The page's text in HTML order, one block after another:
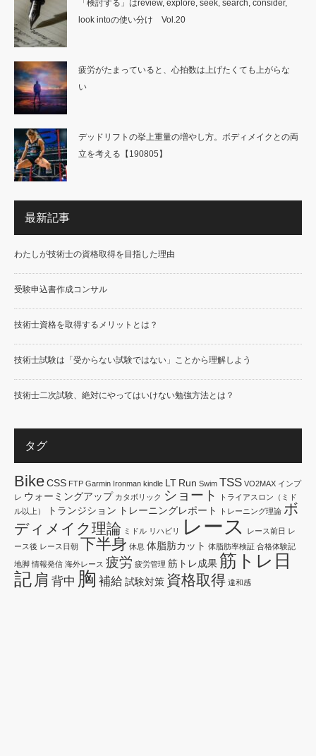
「検討する」はreview, explore, seek, search, consider,
look intoの使い分け Vol.20
疲労がたまっていると、心拍数は上げたくても上がらな
い
デッドリフトの挙上重量の増やし方。ボディメイクとの両
立を考える【190805】
最新記事
わたしが技術士の資格取得を目指した理由
受験申込書作成コンサル
技術士資格を取得するメリットとは？
技術士試験は「受からない試験ではない」ことから理解しよう
技術士二次試験、絶対にやってはいけない勉強方法とは？
タグ
BikeCSS FTP Garmin Ironman kindle LT Run Swim TSS VO2MAX インプ
レ ウォーミングアップ カタボリック ショート
トライアスロン（ミド
ル以上）
トランジション トレーニングレポート トレーニング理論 ボ
ディメイク理論 ミドル リハビリ レース レース前日 レ
ース後 レース日朝 下半身 休息 体脂肪カット 体脂肪率検証 合格体験記
地脚 情報発信 海外レース 疲労 疲労管理 筋トレ成果 筋トレ日
記 肩 背中 胸 補給 試験対策 資格取得 違和感